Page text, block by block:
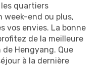
quartiers
week-end ou plus,
vos envies. La bonne
de la meilleure
Hengyang. Que
à la dernière